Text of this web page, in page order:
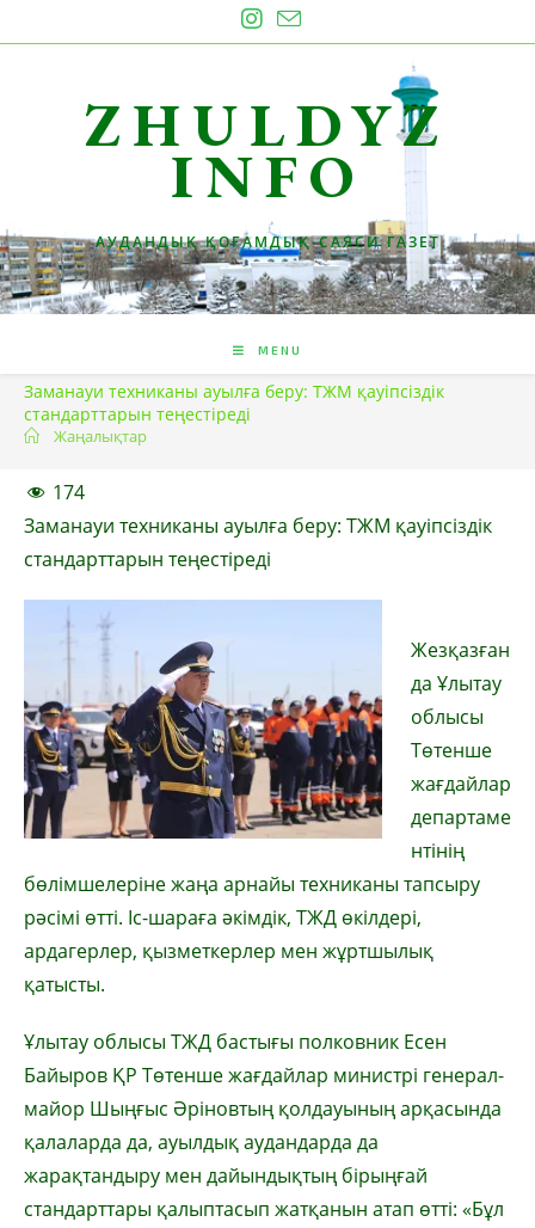
to
ZHULDYZ
INFO
АУДАНДЫҚ ҚОҒАМДЫҚ-САЯСИ ГАЗЕТ
MENU
Заманауи техниканы ауылға беру: ТЖМ қауіпсіздік
стандарттарын теңестіреді
Жаңалықтар
174
Заманауи техниканы ауылға беру: ТЖМ қауіпсіздік
стандарттарын теңестіреді
Жезқазған
да Ұлытау
облысы
Төтенше
жағдайлар
департаме
нтінің
бөлімшелеріне жаңа арнайы техниканы тапсыру
рәсімі өтті. Іс-шараға әкімдік, ТЖД өкілдері,
ардагерлер, қызметкерлер мен жұртшылық
қатысты.
Ұлытау облысы ТЖД бастығы полковник Есен
Байыров ҚР Төтенше жағдайлар министрі генерал-
майор Шыңғыс Әріновтың қолдауының арқасында
қалаларда да, ауылдық аудандарда да
жарақтандыру мен дайындықтың бірыңғай
стандарттары қалыптасып жатқанын атап өтті: «Бұл